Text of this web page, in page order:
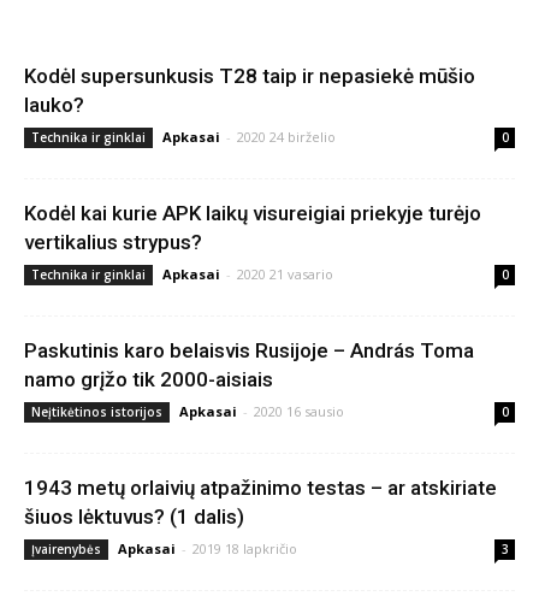
Kodėl supersunkusis T28 taip ir nepasiekė mūšio
lauko?
Technika ir ginklai Apkasai - 2020 24 birželio 0
Kodėl kai kurie APK laikų visureigiai priekyje turėjo
vertikalius strypus?
Technika ir ginklai Apkasai - 2020 21 vasario 0
Paskutinis karo belaisvis Rusijoje – András Toma
namo grįžo tik 2000-aisiais
Neįtikėtinos istorijos Apkasai - 2020 16 sausio 0
1943 metų orlaivių atpažinimo testas – ar atskiriate
šiuos lėktuvus? (1 dalis)
Įvairenybės Apkasai - 2019 18 lapkričio 3